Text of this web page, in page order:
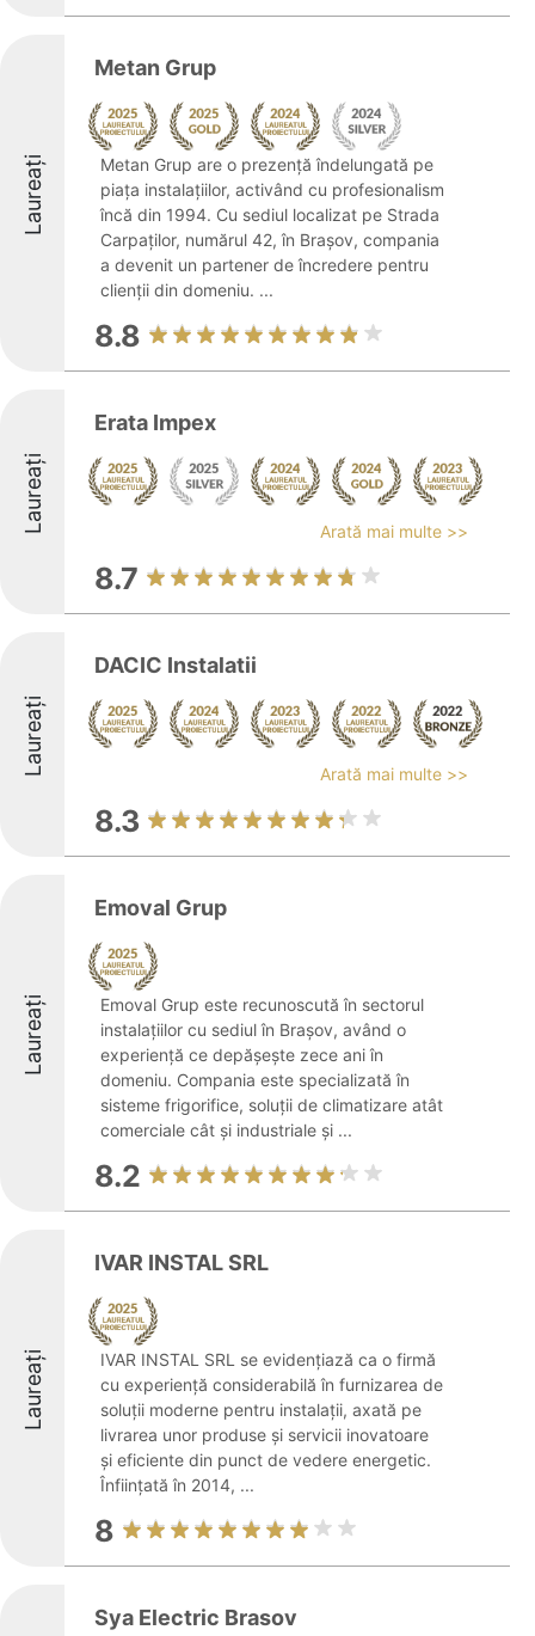
Laureați
Metan Grup
Metan Grup are o prezență îndelungată pe
piața instalațiilor, activând cu profesionalism
încă din 1994. Cu sediul localizat pe Strada
Carpaților, numărul 42, în Brașov, compania
a devenit un partener de încredere pentru
clienții din domeniu. ...
8.8
Laureați
Erata Impex
Arată mai multe >>
8.7
Laureați
DACIC Instalatii
Arată mai multe >>
8.3
Laureați
Emoval Grup
Emoval Grup este recunoscută în sectorul
instalațiilor cu sediul în Brașov, având o
experiență ce depășește zece ani în
domeniu. Compania este specializată în
sisteme frigorifice, soluții de climatizare atât
comerciale cât și industriale și ...
8.2
Laureați
IVAR INSTAL SRL
IVAR INSTAL SRL se evidențiază ca o firmă
cu experiență considerabilă în furnizarea de
soluții moderne pentru instalații, axată pe
livrarea unor produse și servicii inovatoare
și eficiente din punct de vedere energetic.
Înființată în 2014, ...
8
Sya Electric Brasov